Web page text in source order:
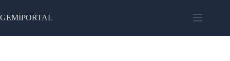
to
content
GEMİPORTAL